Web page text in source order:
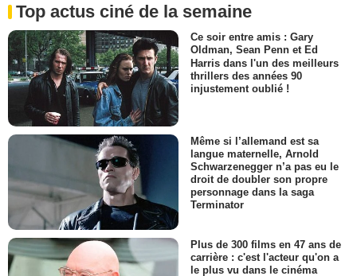
Top actus ciné de la semaine
Ce soir entre amis : Gary
Oldman, Sean Penn et Ed
Harris dans l'un des meilleurs
thrillers des années 90
injustement oublié !
Même si l’allemand est sa
langue maternelle, Arnold
Schwarzenegger n’a pas eu le
droit de doubler son propre
personnage dans la saga
Terminator
Plus de 300 films en 47 ans de
carrière : c'est l'acteur qu'on a
le plus vu dans le cinéma